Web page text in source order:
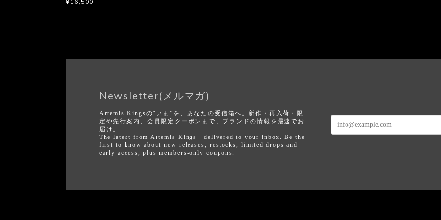
¥16,500
Newsletter(メルマガ)
Artemis Kingsの“いま”を、あなたの受信箱へ。新作・再入荷・限
定や先行案内、会員限定クーポンまで、ブランドの情報を最速でお
届け。
The latest from Artemis Kings—delivered to your inbox. Be the
first to know about new releases, restocks, limited drops and
early access, plus members-only coupons.